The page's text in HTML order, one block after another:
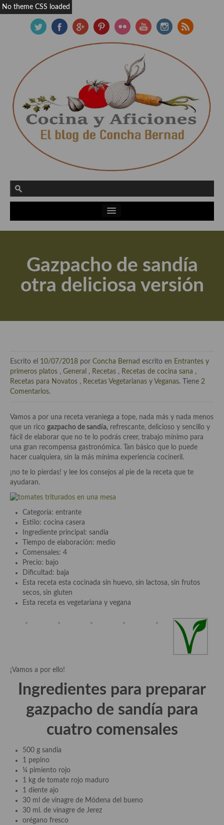
Actualidad y recomendaciones
Apuntes, estudios sobre temas interesantes e importantes
Aceite de Oliva Virgen Extra (AOVE)
El mundo del vino y las bebidas
Tiendas especiales
Especias, hierbas, condimentos, espesantes y aditivos
Historia de la gastronomía, platos celebres, cocineros, críticos,
historias culinarias y otras cosas
Origen y evolución de la comida
Protocolo y buenas maneras.
Ocio – restaurantes, bares, tabernas
Viajes eno-gastro-turísticos
En El Candelero
Las opiniones de la «Cocinera»
Prensa
Recetas
Aderezos, salsas, vinagretas, especias, hierbas aromáticas o
aditivos
Especias, mezclas de especias
Hierbas aromáticas
Aceites
Mojos y pastas
Sales y polvos
Salsas y mojos
Gazpacho de sandía
otra deliciosa versión
Escrito el 10/07/2018 por Concha Bernad escrito en Entrantes y
primeros platos , General , Recetas , Recetas de cocina sana ,
Recetas para Novatos , Recetas Vegetarianas y Veganas. Tiene 2
Comentarios.
Vamos a por una receta veraniega a tope, nada más y nada menos
que un rico gazpacho de sandía, refrescante, delicioso y sencillo y
fácil de elaborar que no te lo podrás creer, trabajo mínimo para
una gran recompensa gastronómica. Tan básico que lo puede
hacer cualquiera, sin la más mínima experiencia cocineril.
¡no te lo pierdas! y lee los consejos al pie de la receta que te
ayudaran.
Categoría: entrante
Estilo: cocina casera
Ingrediente principal: sandia
Tiempo de elaboración: medio
Comensales: 4
Precio: bajo
Dificultad: baja
Esta receta esta cocinada sin huevo, sin lactosa, sin frutos
secos, sin gluten
Esta receta es vegetariana y vegana
¡Vamos a por ello!
Ingredientes para preparar
gazpacho de sandía para
cuatro comensales
500 g sandia
1 pepino
¼ pimiento rojo
1 kg de tomate rojo maduro
1 diente ajo
30 ml de vinagre de Módena del bueno
30 ml. de vinagre de Jerez
orégano fresco
No theme CSS loaded